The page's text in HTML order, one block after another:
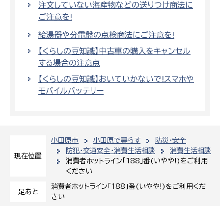
現在位置
小田原市 小田原で暮らす
防災・安全
防犯・交通安全・消費生活相談
消費生活相談
消費者ホットライン「188」番(いやや!)をご利用
ください
足あと
消費者ホットライン「188」番(いやや!)をご利用くだ
さい
注文していない海産物などの送りつけ商法に
ご注意を!
給湯器や分電盤の点検商法にご注意を!
【くらしの豆知識】中古車の購入をキャンセル
する場合の注意点
【くらしの豆知識】おいていかないで!スマホや
モバイルバッテリー